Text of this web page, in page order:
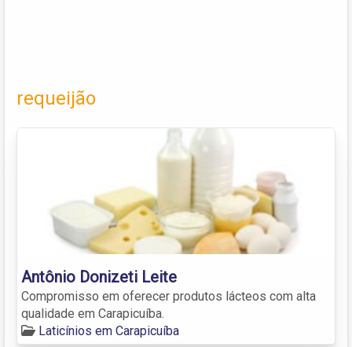
requeijão
Antônio Donizeti Leite
Compromisso em oferecer produtos lácteos com alta
qualidade em Carapicuíba.
Laticínios em Carapicuíba